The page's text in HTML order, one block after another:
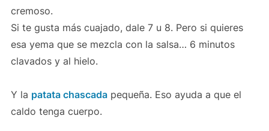
cremoso.
Si te gusta más cuajado, dale 7 u 8. Pero si quieres
esa yema que se mezcla con la salsa… 6 minutos
clavados y al hielo.
Y la patata chascadapequeña. Eso ayuda a que el
caldo tenga cuerpo.